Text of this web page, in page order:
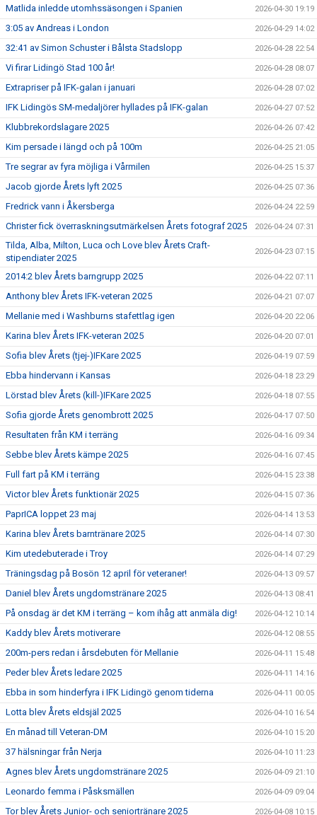
Matlida inledde utomhssäsongen i Spanien 2026-04-30 19:19
3:05 av Andreas i London 2026-04-29 14:02
32:41 av Simon Schuster i Bålsta Stadslopp 2026-04-28 22:54
Vi firar Lidingö Stad 100 år! 2026-04-28 08:07
Extrapriser på IFK-galan i januari 2026-04-28 07:02
IFK Lidingös SM-medaljörer hyllades på IFK-galan 2026-04-27 07:52
Klubbrekordslagare 2025 2026-04-26 07:42
Kim persade i längd och på 100m 2026-04-25 21:05
Tre segrar av fyra möjliga i Vårmilen 2026-04-25 15:37
Jacob gjorde Årets lyft 2025 2026-04-25 07:36
Fredrick vann i Åkersberga 2026-04-24 22:59
Christer fick överraskningsutmärkelsen Årets fotograf 2025 2026-04-24 07:31
Tilda, Alba, Milton, Luca och Love blev Årets Craft-
stipendiater 2025
2026-04-23 07:15
2014:2 blev Årets barngrupp 2025 2026-04-22 07:11
Anthony blev Årets IFK-veteran 2025 2026-04-21 07:07
Mellanie med i Washburns stafettlag igen 2026-04-20 22:06
Karina blev Årets IFK-veteran 2025 2026-04-20 07:01
Sofia blev Årets (tjej-)IFKare 2025 2026-04-19 07:59
Ebba hindervann i Kansas 2026-04-18 23:29
Lörstad blev Årets (kill-)IFKare 2025 2026-04-18 07:55
Sofia gjorde Årets genombrott 2025 2026-04-17 07:50
Resultaten från KM i terräng 2026-04-16 09:34
Sebbe blev Årets kämpe 2025 2026-04-16 07:45
Full fart på KM i terräng 2026-04-15 23:38
Victor blev Årets funktionär 2025 2026-04-15 07:36
PaprICA loppet 23 maj 2026-04-14 13:53
Karina blev Årets barntränare 2025 2026-04-14 07:30
Kim utedebuterade i Troy 2026-04-14 07:29
Träningsdag på Bosön 12 april för veteraner! 2026-04-13 09:57
Daniel blev Årets ungdomstränare 2025 2026-04-13 08:41
På onsdag är det KM i terräng – kom ihåg att anmäla dig! 2026-04-12 10:14
Kaddy blev Årets motiverare 2026-04-12 08:55
200m-pers redan i årsdebuten för Mellanie 2026-04-11 15:48
Peder blev Årets ledare 2025 2026-04-11 14:16
Ebba in som hinderfyra i IFK Lidingö genom tiderna 2026-04-11 00:05
Lotta blev Årets eldsjäl 2025 2026-04-10 16:54
En månad till Veteran-DM 2026-04-10 15:20
37 hälsningar från Nerja 2026-04-10 11:23
Agnes blev Årets ungdomstränare 2025 2026-04-09 21:10
Leonardo femma i Påsksmällen 2026-04-09 09:04
Tor blev Årets Junior- och seniortränare 2025 2026-04-08 10:15